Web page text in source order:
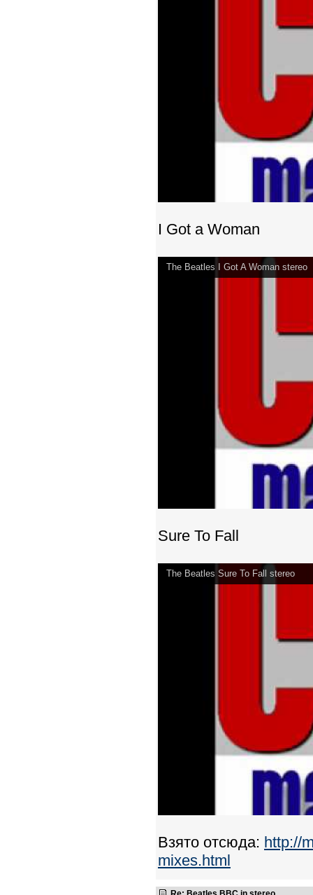
I Got a Woman
The Beatles I Got A Woman stereo
Sure To Fall
The Beatles Sure To Fall stereo
Взято отсюда: http://
mixes.html